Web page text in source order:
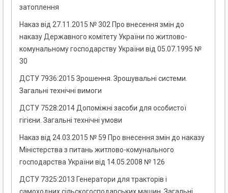
затоплення
Наказ від 27.11.2015 № 302 Про внесення змін до
наказу Державного комітету України по житлово-
комунальному господарству України від 05.07.1995 №
30
ДСТУ 7936:2015 Зрошення. Зрошувальні системи.
Загальні технічні вимоги
ДСТУ 7528:2014 Допоміжні засоби для особистої
гігієни. Загальні технічні умови
Наказ від 24.03.2015 № 59 Про внесення змін до наказу
Міністерства з питань житлово-комунального
господарства України від 14.05.2008 № 126
ДСТУ 7325:2013 Генератори для тракторів і